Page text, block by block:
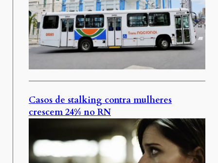
Casos de stalking contra mulheres
crescem 24% no RN